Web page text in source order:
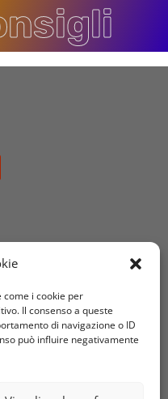
i cookie per
Il consenso a queste
di navigazione o ID
può influire negativamente